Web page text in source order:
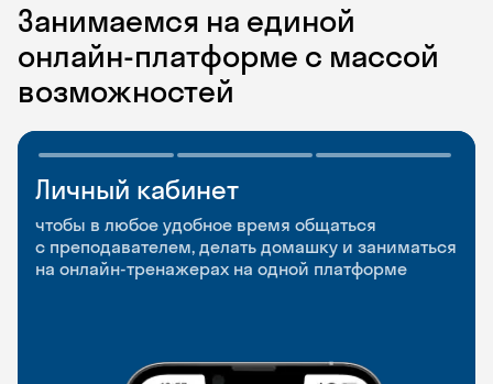
Занимаемся на единой
онлайн-платформе с массой
возможностей
Личный кабинет
чтобы в любое удобное время общаться
с преподавателем, делать домашку и заниматься
на онлайн-тренажерах на одной платформе
Мобильное
приложение
чтобы заниматься и изучать новые слова где
и когда удобно
Разговорные клубы
и Talks
Групповые занятия для разговорной практики
и индивидуальные встречи с преподавателями